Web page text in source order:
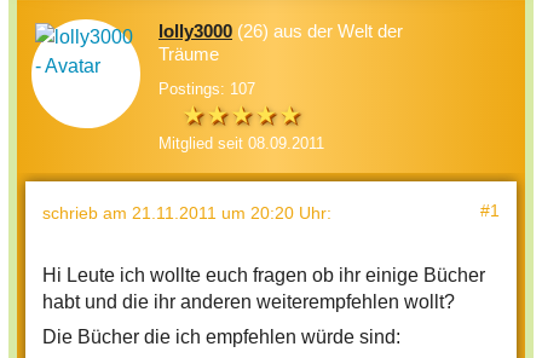
lolly3000 (26) aus der Welt der
Träume
Postings: 107
Mitglied seit 08.09.2011
schrieb am 21.11.2011 um 20:20 Uhr: #1
Hi Leute ich wollte euch fragen ob ihr einige Bücher
habt und die ihr anderen weiterempfehlen wollt?
Die Bücher die ich empfehlen würde sind: